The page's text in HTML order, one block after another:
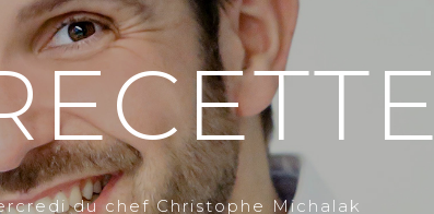
du chef Christophe Michalak